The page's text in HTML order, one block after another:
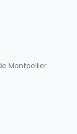
Montpellier